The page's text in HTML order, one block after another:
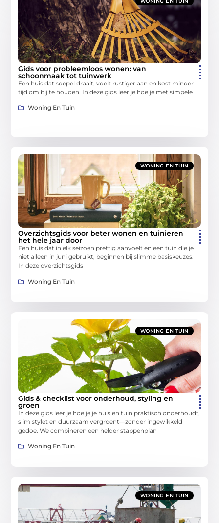
Gids voor probleemloos wonen: van
schoonmaak tot tuinwerk
Een huis dat soepel draait, voelt rustiger aan en kost minder
tijd om bij te houden. In deze gids leer je hoe je met simpele
Woning En Tuin
WONING EN TUIN
Overzichtsgids voor beter wonen en tuinieren
het hele jaar door
Een huis dat in elk seizoen prettig aanvoelt en een tuin die je
niet alleen in juni gebruikt, beginnen bij slimme basiskeuzes.
In deze overzichtsgids
Woning En Tuin
WONING EN TUIN
Gids & checklist voor onderhoud, styling en
groen
In deze gids leer je hoe je je huis en tuin praktisch onderhoudt,
slim stylet en duurzaam vergroent—zonder ingewikkeld
gedoe. We combineren een helder stappenplan
Woning En Tuin
WONING EN TUIN